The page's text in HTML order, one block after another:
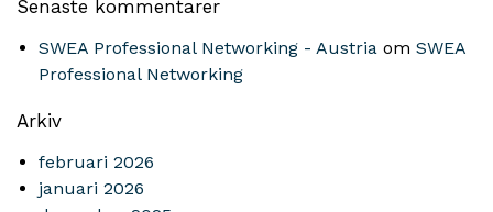
Senaste kommentarer
SWEA Professional Networking - Austria om SWEA
Professional Networking
Arkiv
februari 2026
januari 2026